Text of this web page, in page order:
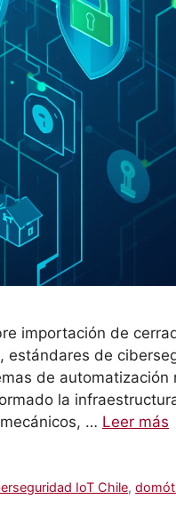
importación de
estándares de
de automatización
la
… Leer más
IoT Chile,